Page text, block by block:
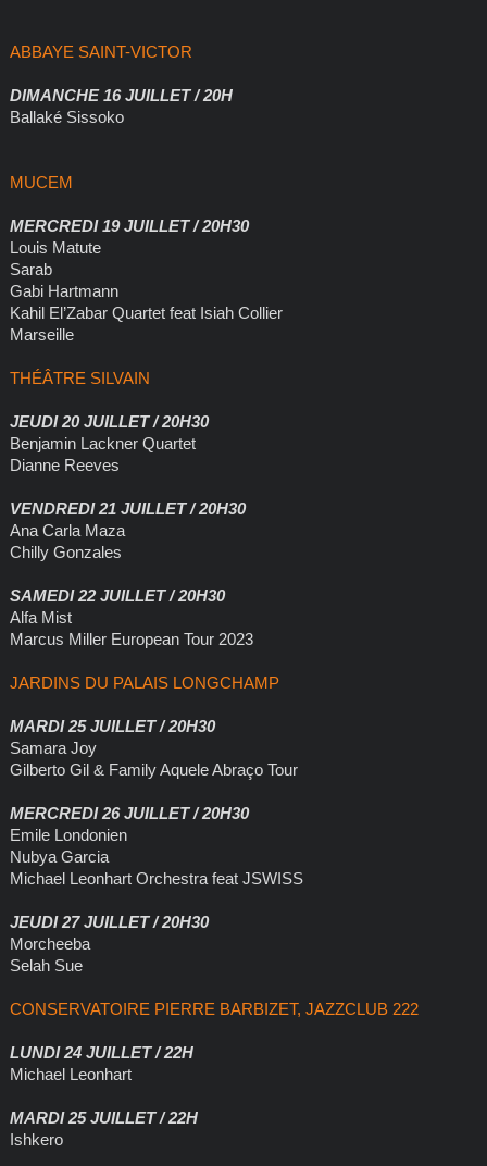
ABBAYE SAINT-VICTOR
DIMANCHE 16 JUILLET / 20H
Ballaké Sissoko
MUCEM
MERCREDI 19 JUILLET / 20H30
Louis Matute
Sarab
Gabi Hartmann
Kahil El’Zabar Quartet feat Isiah Collier
Marseille
THÉÂTRE SILVAIN
JEUDI 20 JUILLET / 20H30
Benjamin Lackner Quartet
Dianne Reeves
VENDREDI 21 JUILLET / 20H30
Ana Carla Maza
Chilly Gonzales
SAMEDI 22 JUILLET / 20H30
Alfa Mist
Marcus Miller European Tour 2023
JARDINS DU PALAIS LONGCHAMP
MARDI 25 JUILLET / 20H30
Samara Joy
Gilberto Gil & Family Aquele Abraço Tour
MERCREDI 26 JUILLET / 20H30
Emile Londonien
Nubya Garcia
Michael Leonhart Orchestra feat JSWISS
JEUDI 27 JUILLET / 20H30
Morcheeba
Selah Sue
CONSERVATOIRE PIERRE BARBIZET, JAZZCLUB 222
LUNDI 24 JUILLET / 22H
Michael Leonhart
MARDI 25 JUILLET / 22H
Ishkero